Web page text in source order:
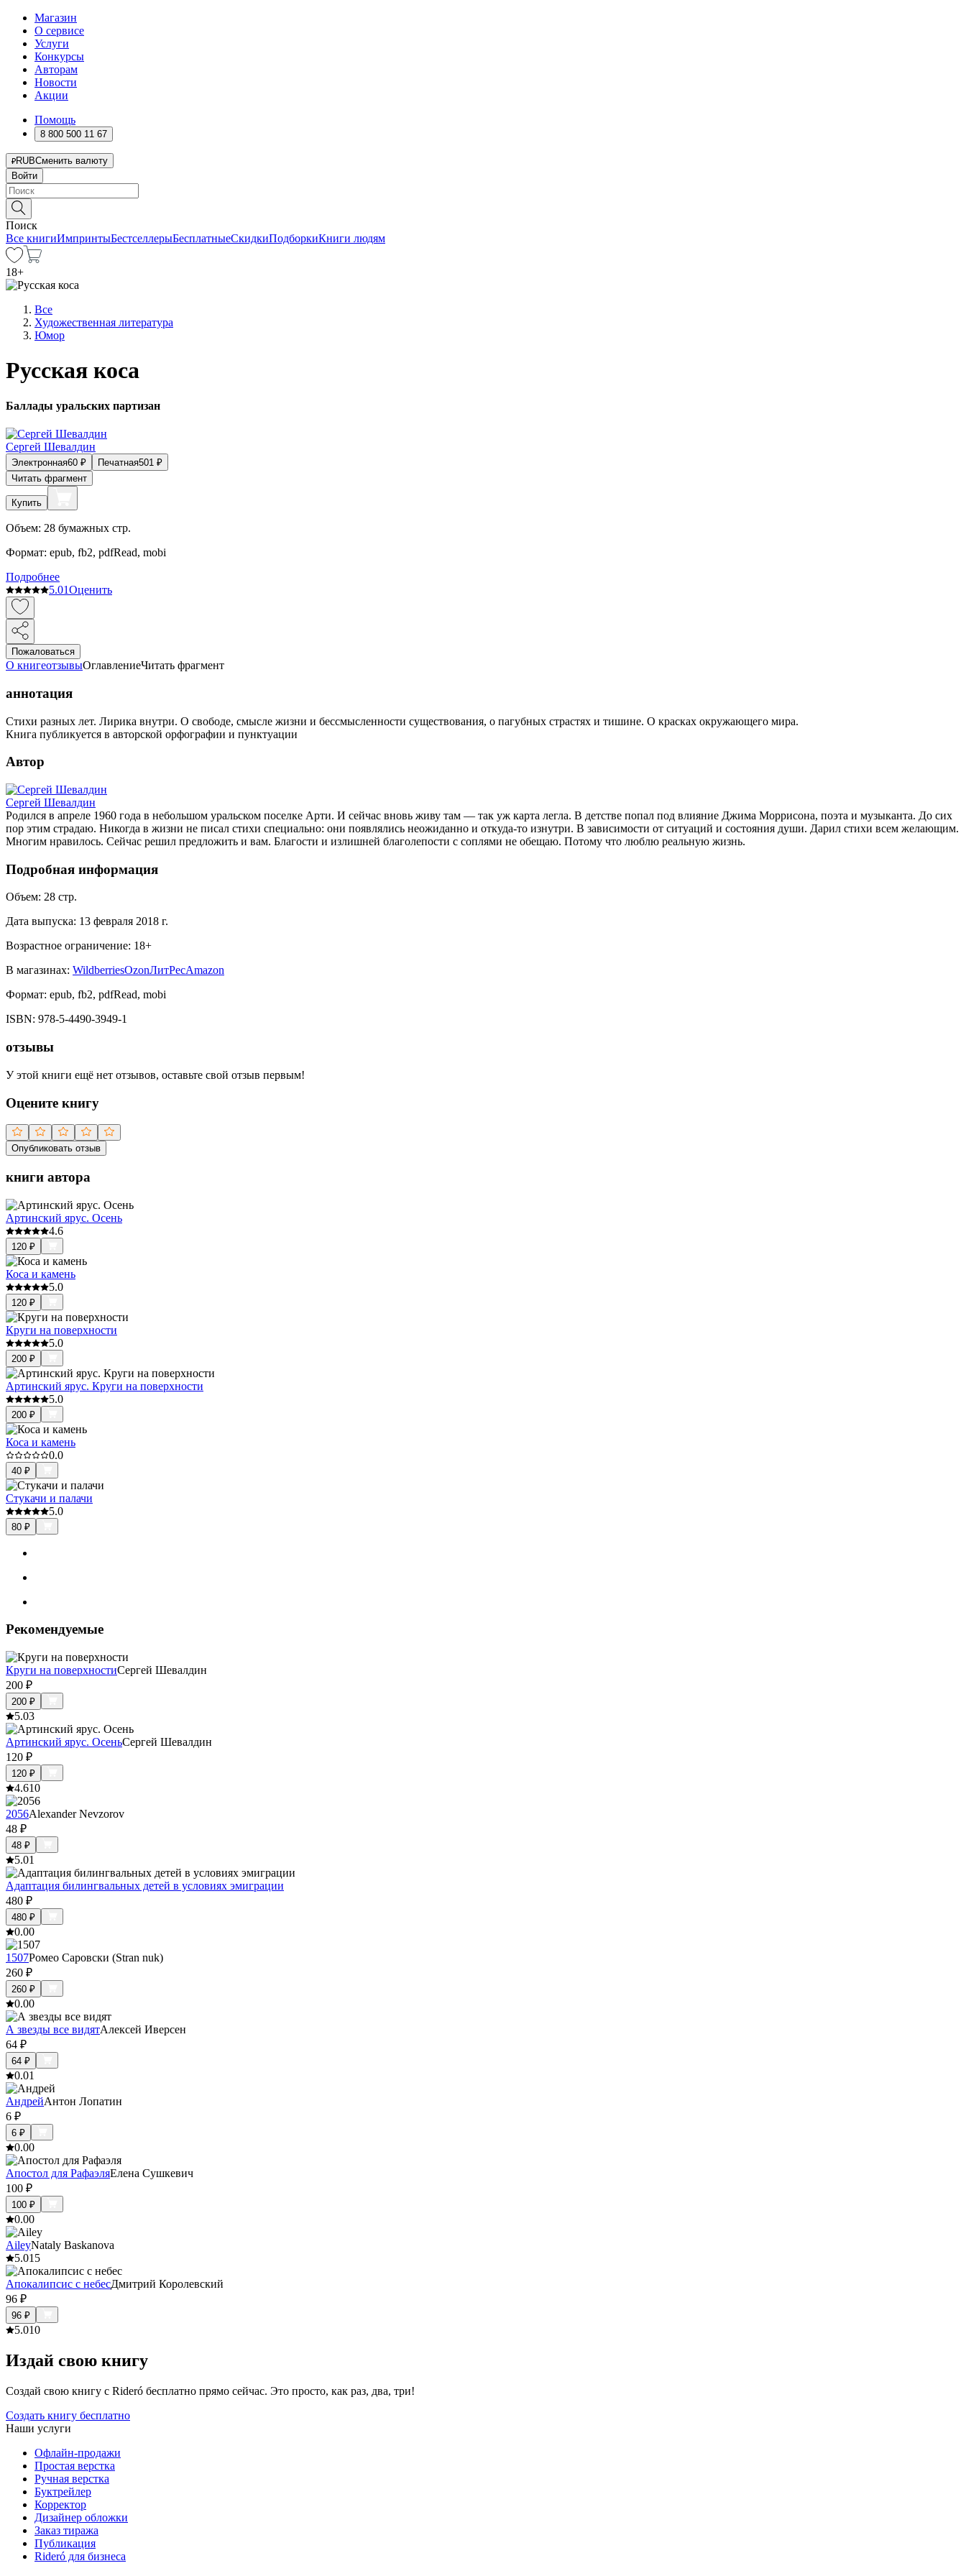
Магазин
О сервисе
Услуги
Конкурсы
Авторам
Новости
Акции
Помощь
8 800 500 11 67
RUBСменить валюту
Войти
Поиск
Все книгиИмпринтыБестселлерыБесплатныеСкидкиПодборкиКниги людям
18+
Все
Художественная литература
Юмор
Русская коса
Баллады уральских партизан
Сергей Шевалдин
Электронная60 ₽ Печатная501 ₽
Читать фрагмент
Купить
Объем: 28 бумажных стр.
Формат: epub, fb2, pdfRead, mobi
Подробнее
5.01Оценить
Пожаловаться
О книгеотзывыОглавлениеЧитать фрагмент
аннотация
Стихи разных лет. Лирика внутри. О свободе, смысле жизни и бессмысленности существования, о пагубных страстях и тишине. О красках окружающего мира.
Книга публикуется в авторской орфографии и пунктуации
Автор
Сергей Шевалдин
Родился в апреле 1960 года в небольшом уральском поселке Арти. И сейчас вновь живу там — так уж карта легла. В детстве попал под влияние Джима Моррисона, поэта и музыканта. До сих
пор этим страдаю. Никогда в жизни не писал стихи специально: они появлялись неожиданно и откуда-то изнутри. В зависимости от ситуаций и состояния души. Дарил стихи всем желающим.
Многим нравилось. Сейчас решил предложить и вам. Благости и излишней благолепости с соплями не обещаю. Потому что люблю реальную жизнь.
Подробная информация
Объем: 28 стр.
Дата выпуска: 13 февраля 2018 г.
Возрастное ограничение: 18+
В магазинах: WildberriesOzonЛитРесAmazon
Формат: epub, fb2, pdfRead, mobi
ISBN: 978-5-4490-3949-1
отзывы
У этой книги ещё нет отзывов, оставьте свой отзыв первым!
Оцените книгу
Опубликовать отзыв
книги автора
Артинский ярус. Осень
4.6
120 ₽
Коса и камень
5.0
120 ₽
Круги на поверхности
5.0
200 ₽
Артинский ярус. Круги на поверхности
5.0
200 ₽
Коса и камень
0.0
40 ₽
Стукачи и палачи
5.0
80 ₽
Рекомендуемые
Круги на поверхностиСергей Шевалдин
200 ₽
200 ₽
5.03
Артинский ярус. ОсеньСергей Шевалдин
120 ₽
120 ₽
4.610
2056Alexander Nevzorov
48 ₽
48 ₽
5.01
Адаптация билингвальных детей в условиях эмиграции
480 ₽
480 ₽
0.00
1507Ромео Саровски (Stran nuk)
260 ₽
260 ₽
0.00
А звезды все видятАлексей Иверсен
64 ₽
64 ₽
0.01
АндрейАнтон Лопатин
6 ₽
6 ₽
0.00
Апостол для РафаэляЕлена Сушкевич
100 ₽
100 ₽
0.00
AileyNataly Baskanova
5.015
Апокалипсис с небесДмитрий Королевский
96 ₽
96 ₽
5.010
Издай свою книгу
Создай свою книгу с Rideró бесплатно прямо сейчас. Это просто, как раз, два, три!
Создать книгу бесплатно
Наши услуги
Офлайн-продажи
Простая верстка
Ручная верстка
Буктрейлер
Корректор
Дизайнер обложки
Заказ тиража
Публикация
Rideró для бизнеса